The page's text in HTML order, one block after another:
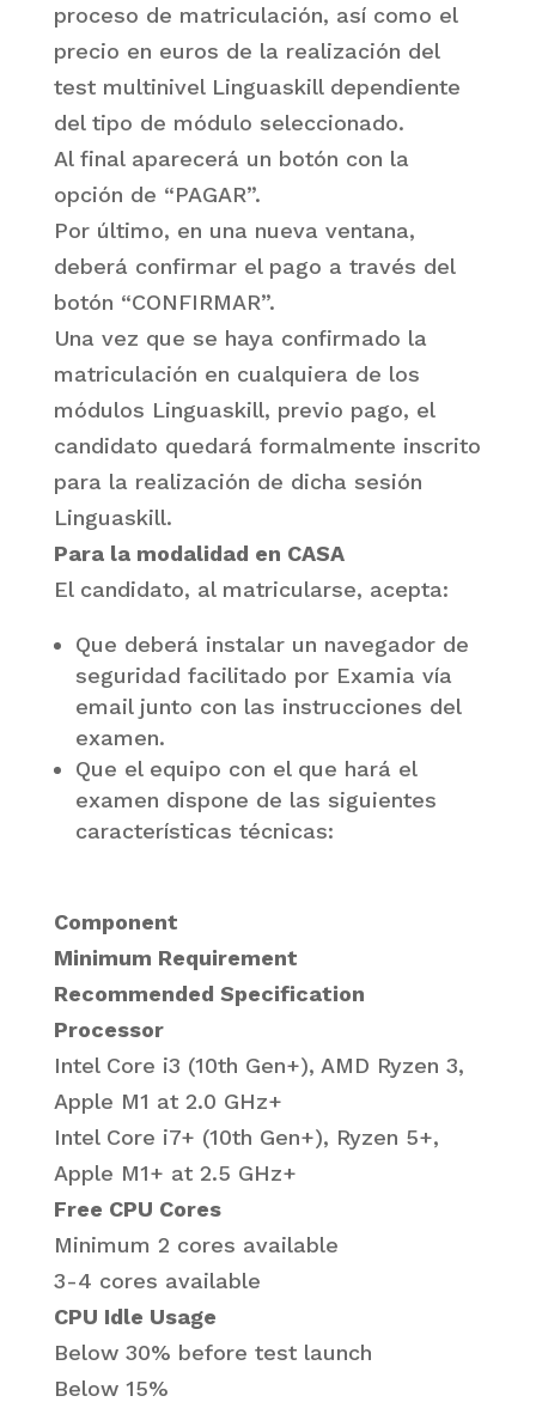
proceso de matriculación, así como el
precio en euros de la realización del
test multinivel Linguaskill dependiente
del tipo de módulo seleccionado.
Al final aparecerá un botón con la
opción de “PAGAR”.
Por último, en una nueva ventana,
deberá confirmar el pago a través del
botón “CONFIRMAR”.
Una vez que se haya confirmado la
matriculación en cualquiera de los
módulos Linguaskill, previo pago, el
candidato quedará formalmente inscrito
para la realización de dicha sesión
Linguaskill.
Para la modalidad en CASA
El candidato, al matricularse, acepta:
Que deberá instalar un navegador de
seguridad facilitado por Examia vía
email junto con las instrucciones del
examen.
Que el equipo con el que hará el
examen dispone de las siguientes
características técnicas:
Component
Minimum Requirement
Recommended Specification
Processor
Intel Core i3 (10th Gen+), AMD Ryzen 3,
Apple M1 at 2.0 GHz+
Intel Core i7+ (10th Gen+), Ryzen 5+,
Apple M1+ at 2.5 GHz+
Free CPU Cores
Minimum 2 cores available
3-4 cores available
CPU Idle Usage
Below 30% before test launch
Below 15%